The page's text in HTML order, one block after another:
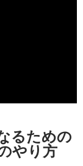
るための
やり方